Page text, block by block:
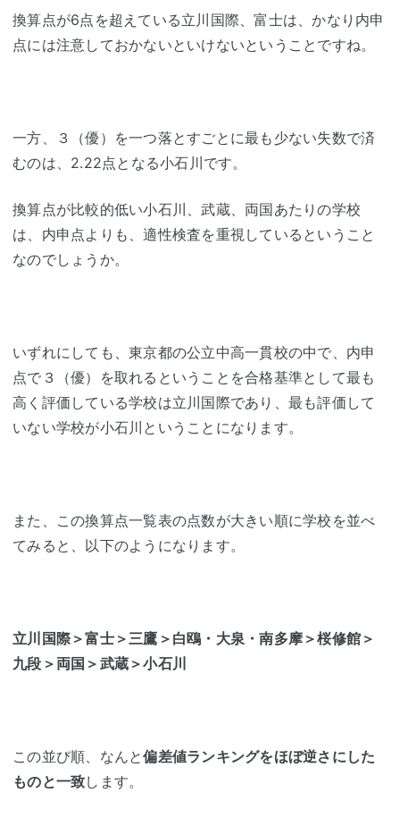
換算点が6点を超えている立川国際、富士は、かなり内申
点には注意しておかないといけないということですね。
一方、３（優）を一つ落とすごとに最も少ない失数で済
むのは、2.22点となる小石川です。
換算点が比較的低い小石川、武蔵、両国あたりの学校
は、内申点よりも、適性検査を重視しているということ
なのでしょうか。
いずれにしても、東京都の公立中高一貫校の中で、内申
点で３（優）を取れるということを合格基準として最も
高く評価している学校は立川国際であり、最も評価して
いない学校が小石川ということになります。
また、この換算点一覧表の点数が大きい順に学校を並べ
てみると、以下のようになります。
立川国際＞富士＞三鷹＞白鴎・大泉・南多摩＞桜修館＞
九段＞両国＞武蔵＞小石川
この並び順、なんと偏差値ランキングをほぼ逆さにした
ものと一致します。